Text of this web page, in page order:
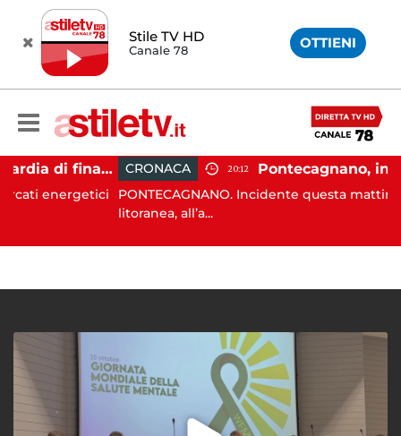
Stile TV HD
Canale 78 OTTIENI
Carburanti, la guardia di finanza rafforza i controlli: sequestri e denunce anche a Napoli CRONACA 20:12
PONTECAGNANO. Incidente questa mattina sulla
litoranea, all’a...